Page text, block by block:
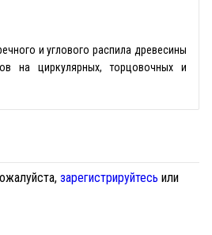
и углового распила древесины
на циркулярных, торцовочных и
зарегистрируйтесь или